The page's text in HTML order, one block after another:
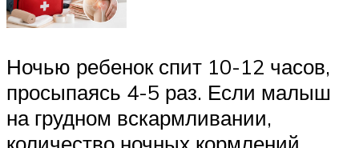
Ночью ребенок спит 10-12 часов,
просыпаясь 4-5 раз. Если малыш
на грудном вскармливании,